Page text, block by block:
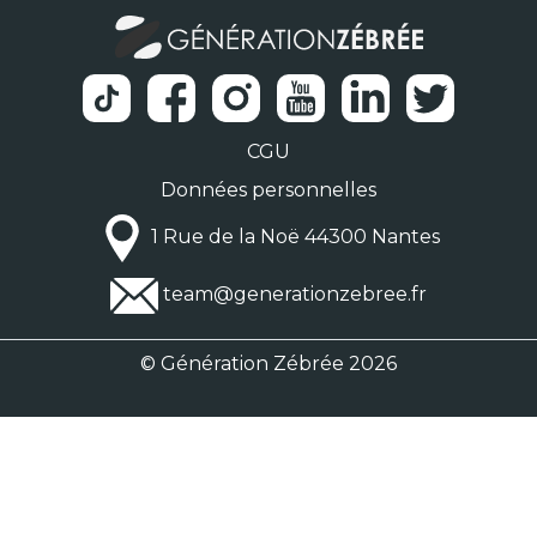
CGU
Données personnelles
1 Rue de la Noë 44300 Nantes
team@generationzebree.fr
© Génération Zébrée 2026